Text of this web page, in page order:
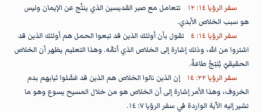
سفر الرؤيا ١٤: ١٢
تتعامل مع صبر القديسين الذي ينتُج عن الإيمان وليس
هو سبب الخلاص الأبدي.
سفر الرؤيا ١٤: ٤
تقول بأن أولئك الذين قد تبعوا الحمل هم أولئك الذين قد
اشتروا من الله، وذلك إشارة إلى الخلاص الذي أتمَّه. وهذا التعليم يظهر أن الخلاص
الحقيقيّ يُنتِجُ طاعةً.
سفر الرؤيا ٢٢: ١٤
إن الذين نالوا الخلاص هم الذين قد غسَّلوا ثيابهم بدم
الخروف، وهذا الأمر إشارة إلى أن الخلاص هو من خلال المسيح يسوع وهو ما
تشير إليه الآية الواردة في سفر الرؤيا ٧: ١٤.